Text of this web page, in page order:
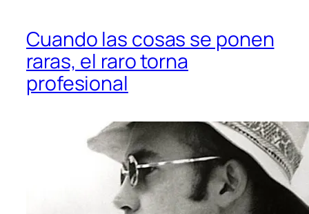
Cuando las cosas se ponen
raras, el raro torna
profesional